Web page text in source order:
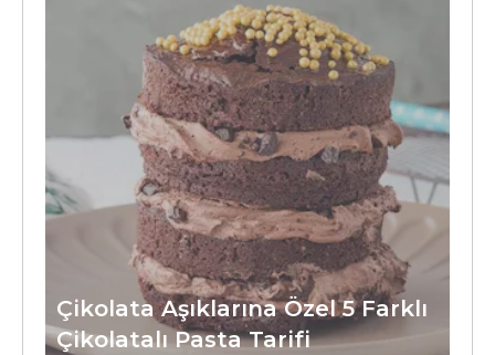
Çikolata Aşıklarına Özel 5 Farklı
Çikolatalı Pasta Tarifi